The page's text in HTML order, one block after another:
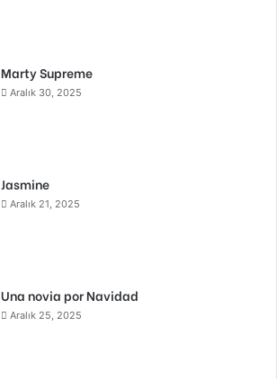
Marty Supreme
Aralık 30, 2025
Jasmine
Aralık 21, 2025
Una novia por Navidad
Aralık 25, 2025